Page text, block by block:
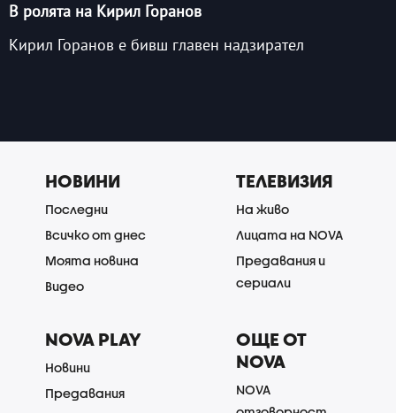
В ролята на Кирил Горанов
Кирил Горанов е бивш главен надзирател
НОВИНИ
Последни
Всичко от днес
Моята новина
Видео
ТЕЛЕВИЗИЯ
На живо
Лицата на NOVA
Предавания и
сериали
NOVA PLAY
Новини
Предавания
ОЩЕ ОТ
NOVA
NOVA